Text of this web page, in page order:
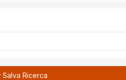
Guide
Salva Ricerca